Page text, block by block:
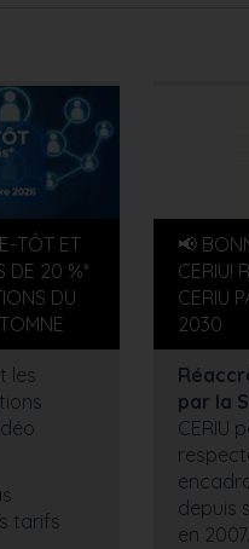
TÔT ET
DE 20 %*
DU
les
tarifs
📢
CERIU!
CERIU
2030
par la
CERIU
depuis
en 2007.